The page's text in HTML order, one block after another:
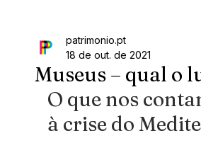
Museus – qual o
patrimonio.pt
18 de out. de 2021
O que nos
à crise do